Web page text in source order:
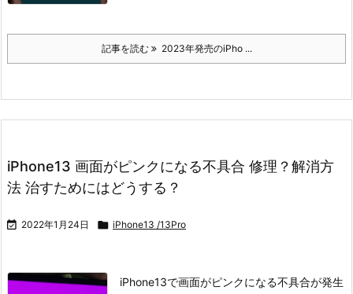
記事を読む 2023年発売のiPho ...
iPhone13 画面がピンクになる不具合 修理？解消方
法 治すためにはどうする？
 2022年1月24日  iPhone13 /13Pro
iPhone13で画面がピンクになる不具合が発生